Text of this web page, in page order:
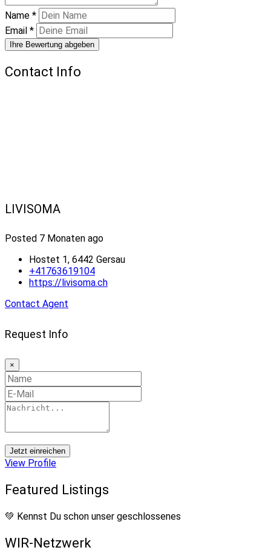
Name *
Email *
Ihre Bewertung abgeben
Contact Info
LIVISOMA
Posted 7 Monaten ago
Hostet 1, 6442 Gersau
+41763619104
https://livisoma.ch
Contact Agent
Request Info
×
Jetzt einreichen
View Profile
Featured Listings
💚 Kennst Du schon unser geschlossenes
WIR-Netzwerk